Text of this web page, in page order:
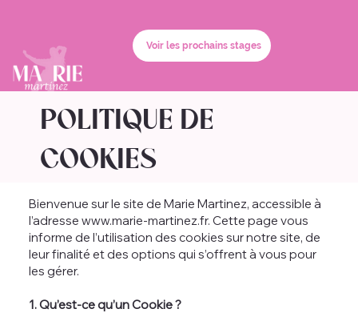
Voir les prochains stages
Bienvenue sur le site de Marie Martinez, accessible à
l’adresse www.marie-martinez.fr. Cette page vous
informe de l’utilisation des cookies sur notre site, de
leur finalité et des options qui s’offrent à vous pour
les gérer.
1. Qu’est-ce qu’un Cookie ?
POLITIQUE DE
COOKIES